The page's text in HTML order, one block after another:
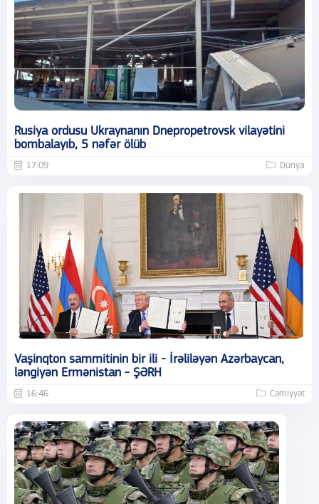
Rusiya ordusu Ukraynanın Dnepropetrovsk vilayətini
bombalayıb, 5 nəfər ölüb
17:09 Dünya
Vaşinqton sammitinin bir ili - İrəliləyən Azərbaycan,
ləngiyən Ermənistan - ŞƏRH
16:46 Cəmiyyət